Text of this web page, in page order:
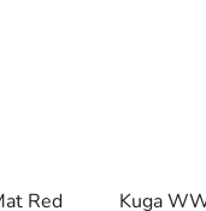
Red
Kuga